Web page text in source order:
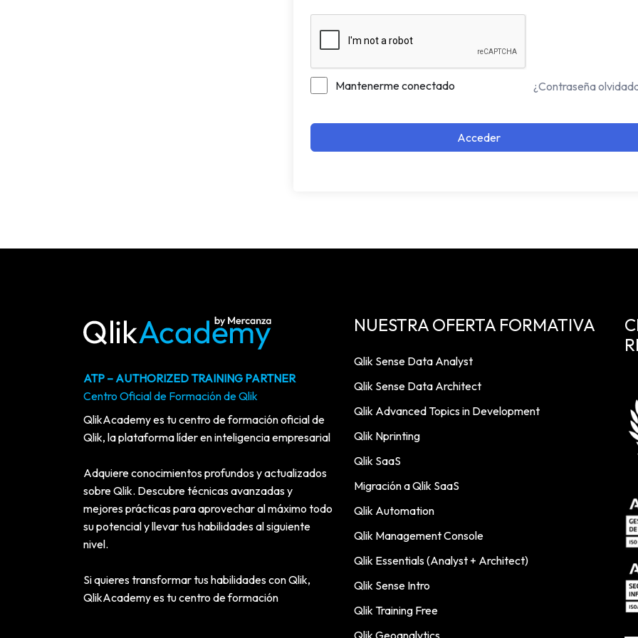
Mantenerme conectado ¿Contraseña
Acceder
ATP – AUTHORIZED TRAINING PARTNER
Centro Oficial de Formación de Qlik
QlikAcademy es tu centro de formación oficial de
Qlik, la plataforma líder en inteligencia empresarial
Adquiere conocimientos profundos y actualizados
sobre Qlik. Descubre técnicas avanzadas y
mejores prácticas para aprovechar al máximo todo
su potencial y llevar tus habilidades al siguiente
nivel.
Si quieres transformar tus habilidades con Qlik,
QlikAcademy es tu centro de formación
NUESTRA OFERTA FORMATIVA
Qlik Sense Data Analyst
Qlik Sense Data Architect
Qlik Advanced Topics in Development
Qlik Nprinting
Qlik SaaS
Migración a Qlik SaaS
Qlik Automation
Qlik Management Console
Qlik Essentials (Analyst + Architect)
Qlik Sense Intro
Qlik Training Free
Qlik Geoanalytics